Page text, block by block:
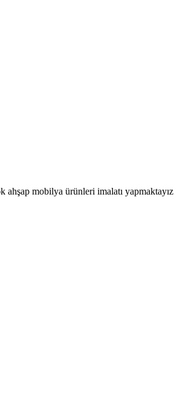
mobilya ürünleri imalatı yapmaktayız